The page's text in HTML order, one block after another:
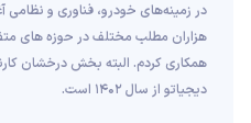
در زمینه‌های خودرو، فناوری و نظامی
هزاران مطلب مختلف در حوزه های
همکاری کردم. البته بخش درخشان
دیجیاتو از سال 1402 است.